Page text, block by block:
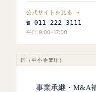
公式サイトを見る →
☎ 011-222-3111
平日 9:00–17:00
国（中小企業庁）
事業承継・M&A